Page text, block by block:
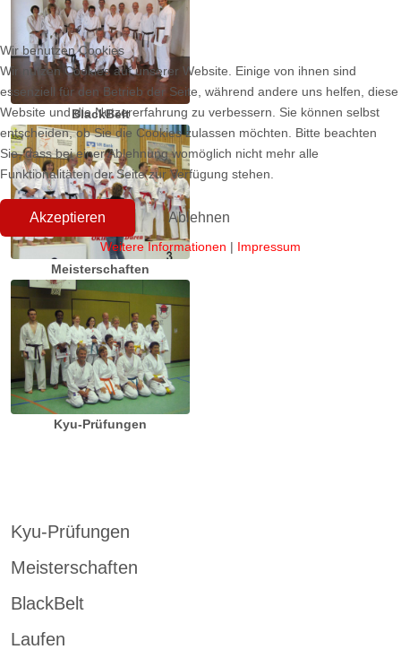
BlackBelt
Meisterschaften
Kyu-Prüfungen
Kyu-Prüfungen
Meisterschaften
BlackBelt
Laufen
Wir benutzen Cookies
Wir nutzen Cookies auf unserer Website. Einige von ihnen sind
essenziell für den Betrieb der Seite, während andere uns helfen, diese
Website und die Nutzererfahrung zu verbessern. Sie können selbst
entscheiden, ob Sie die Cookies zulassen möchten. Bitte beachten
Sie, dass bei einer Ablehnung womöglich nicht mehr alle
Funktionalitäten der Seite zur Verfügung stehen.
Akzeptieren Ablehnen
Weitere Informationen | Impressum